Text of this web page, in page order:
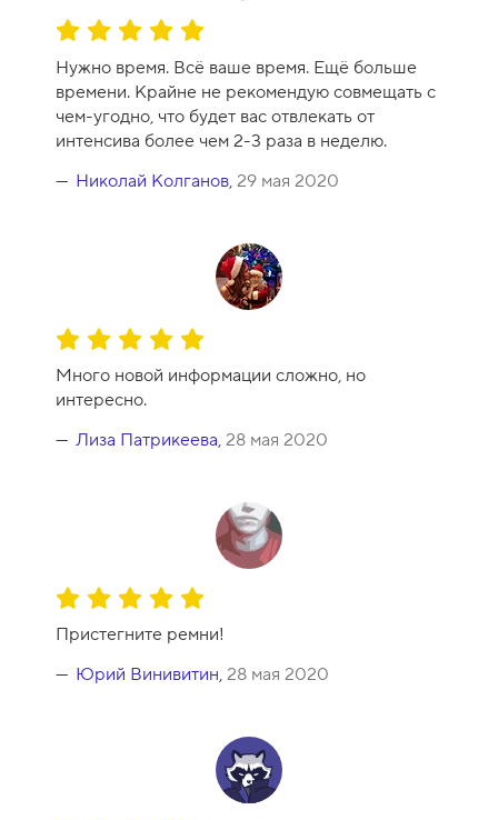
О
е
н
к
а
к
0
Нужно время. Всё ваше время. Ещё больше
времени. Крайне не рекомендую совмещать с
чем-угодно, что будет вас отвлекать от
интенсива более чем 2-3 раза в неделю.
Николай Колганов, 29 мая 2020
О
е
н
к
-
1
Много новой информации сложно, но
интересно.
Лиза Патрикеева, 28 мая 2020
О
ц
е
н
Пристегните ремни!
Юрий Винивитин, 28 мая 2020